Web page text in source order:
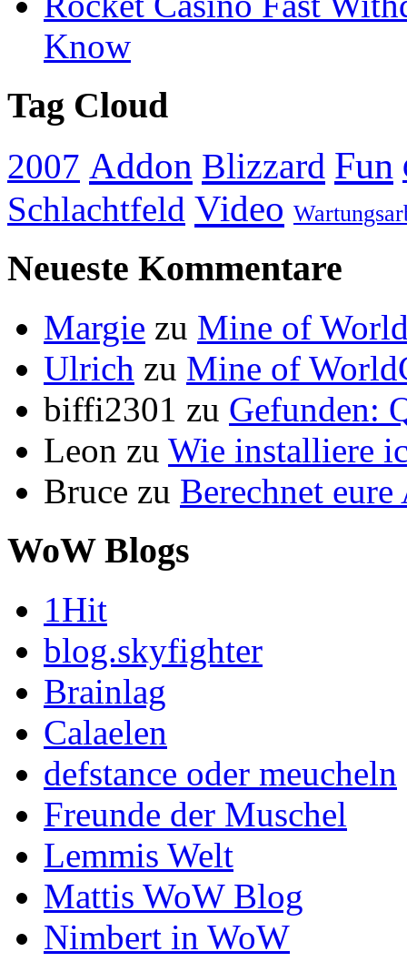
Know
Tag Cloud
2007 Addon Blizzard Fun
Schlachtfeld Video
Neueste Kommentare
Margie zu Mine of
Ulrich zu Mine of
biffi2301 zu Gefunden:
Leon zu Wie installiere
Bruce zu Berechnet
WoW Blogs
1Hit
blog.skyfighter
Brainlag
Calaelen
defstance oder meucheln
Freunde der Muschel
Lemmis Welt
Mattis WoW Blog
Nimbert in WoW